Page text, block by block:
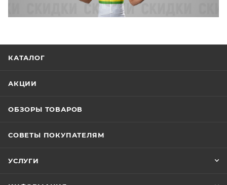
КАТАЛОГ
АКЦИИ
ОБЗОРЫ ТОВАРОВ
СОВЕТЫ ПОКУПАТЕЛЯМ
УСЛУГИ